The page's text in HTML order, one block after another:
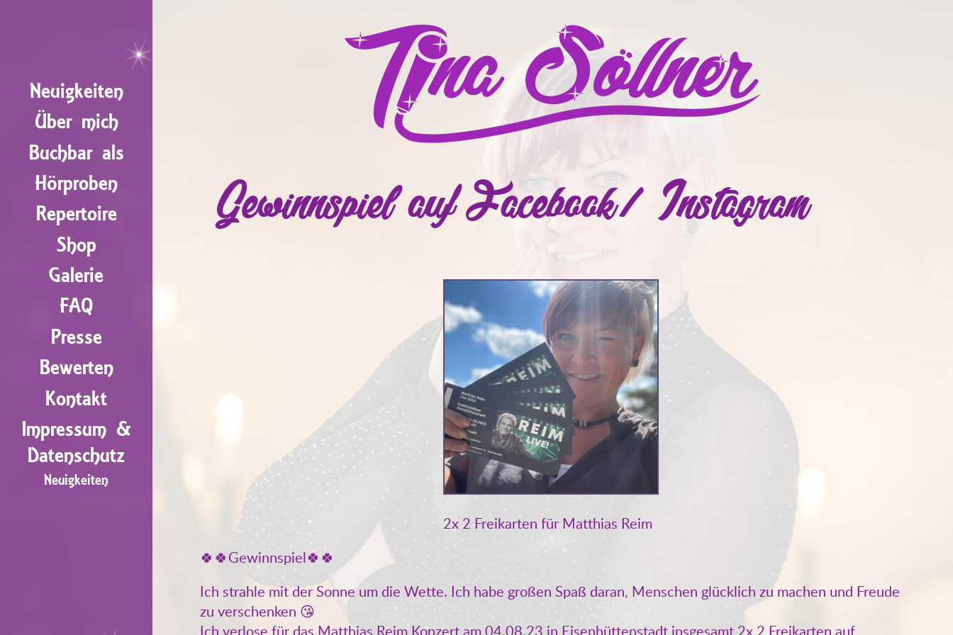
Neuigkeiten
Über mich
Buchbar als
Hörproben
Repertoire
Shop
Galerie
FAQ
Presse
Bewerten
Kontakt
Impressum &
Datenschutz
Neuigkeiten
Gewinnspiel auf Facebook/ Instagram
2x 2 Freikarten für Matthias Reim
🍀🍀Gewinnspiel🍀🍀
Ich strahle mit der Sonne um die Wette. Ich habe großen Spaß daran, Menschen glücklich zu machen und Freude
zu verschenken 😘
Ich verlose für das Matthias Reim Konzert am 04.08.23 in Eisenhüttenstadt insgesamt 2x 2 Freikarten auf